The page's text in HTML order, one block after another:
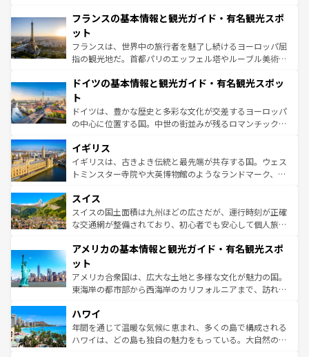
なお、新着のイタリア情報はコンテンツ一覧を参照してほ
しい。
文化が根付くこの国では、情熱的なフラメンコ、熱気あふ
れる闘牛、そして美味しいタパスが生活の一部となってい
る。首都マドリードの洗練された雰囲気や、バルセロナの
アートに溢れた街角から、地方では古代ローマ遺跡や中世
せる。地方によって風土や気候が異なるスペインはその個
ンテンツ一覧 を参照してほしい。
フランスの基本情報と観光ガイド・有名観光スポ
ット
フランスは、世界中の旅行者を魅了し続けるヨーロッパ屈
指の観光地だ。首都パリのエッフェル塔やルーブル美術館
で、幅広い魅力が詰まっている。華麗な宮殿、歴史的な大
聖堂、美しいビーチ、そして豊かな自然が、訪れる者を心
から魅了する。また、フランスは美食の国としても知ら
れ、フランス料理はユネスコ無形文化遺産にも登録されて
香り高いラベンダー畑など、多彩な楽しみ方が可能だ。さ
らに、パリ以外の地域にも魅力が溢れており、どの街角に
も豊かな歴史と文化が息づいている。パリ以外の個性あふ
を参照してほしい。
ドイツの基本情報と観光ガイド・有名観光スポッ
ト
ドイツは、豊かな歴史と多彩な文化が交差するヨーロッパ
の中心に位置する国。中世の街並みが残るロマンチック街
顔を持つこの国は、どこを歩いても飽きることがない。ベ
ルリンの文化的活気、バイエルン州のアルプスの絶景、そ
してライン川沿いのワイン畑といった風景は必見。ビール
は、お酒好きな人にはぜひ体験してほしい。 なお、新着の
ドイツ情報はコンテンツ一覧を参照してほしい。
イギリス
イギリスは、古きよき伝統と最先端が共存する国。ウェス
トミンスター寺院や大英博物館のようなランドマーク、歴
リアごとに異なる魅力がある。また、優雅なアフタヌーン
ティー、ビール好きにはたまらない英国パブ、サッカー観
戦など、本場だからこそできる体験も豊富。イギリスを旅
ンツ一覧を参照してほしい。
スイス
スイスの国土面積は九州ほどの広さだが、運行時刻が正確
な交通網が整備されており、初心者でも安心して個人旅行
の建物がそのまま残る町や、スイスならではのユニークな
博物館もあり、アルプス観光だけでなく町歩きも満喫する
ことができる。国民の所得が高いため物価も高いが、旅行
者向けの交通パス提供のサービスもあり、うまく活用すれ
着のスイス情報は
アメリカの基本情報と観光ガイド・有名観光スポ
ット
アメリカ合衆国は、広大な土地と多様な文化が魅力の国。
東海岸の都市部から西海岸のカリフォルニアまで、訪れる
のような巨大都市は、観光、ショッピング、エンターテイ
ンメントが詰まった刺激的なスポットだ。一方、アメリカ
西部には大自然が広がり、グランドキャニオンやイエロー
ハワイ
年間を通じて温暖な気候に恵まれ、多くの島で構成される
ハワイは、どの島も独自の魅力をもっている。大自然の神